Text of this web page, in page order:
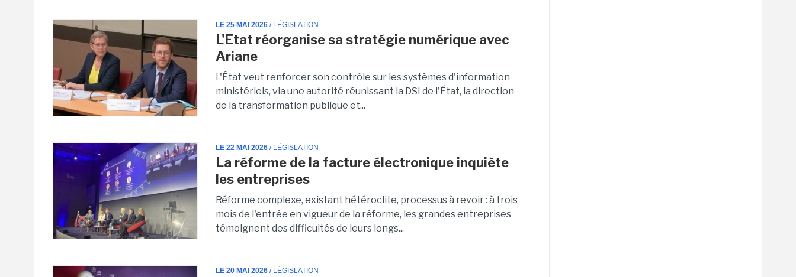
LE 25 MAI 2026 / LÉGISLATION
L'Etat réorganise sa stratégie numérique avec
Ariane
L'État veut renforcer son contrôle sur les systèmes d'information
ministériels, via une autorité réunissant la DSI de l'État, la direction
de la transformation publique et...
LE 22 MAI 2026 / LÉGISLATION
La réforme de la facture électronique inquiète
les entreprises
Réforme complexe, existant hétéroclite, processus à revoir : à trois
mois de l'entrée en vigueur de la réforme, les grandes entreprises
témoignent des difficultés de leurs longs...
LE 20 MAI 2026 / LÉGISLATION